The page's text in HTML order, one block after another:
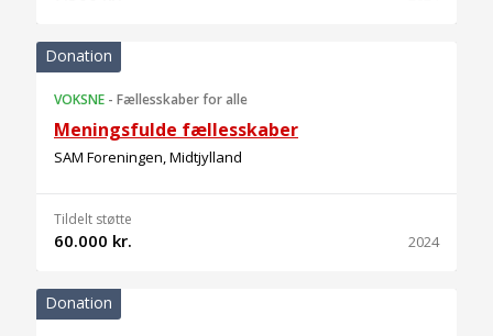
Donation
VOKSNE - Fællesskaber for alle
Meningsfulde fællesskaber
SAM Foreningen, Midtjylland
Tildelt støtte
60.000 kr. 2024
Donation